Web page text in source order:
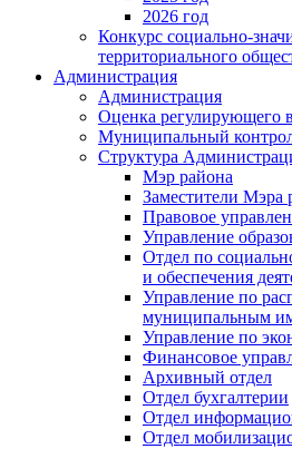
2026 год
Конкурс социально-
территориального
Администрация
Администрация
Оценка регулирующего
Муниципальный
Структура
Мэр района
Заместители Мэра
Правовое
Управление
Отдел по
и обеспечения
Управление по
муниципальным
Управление по
Финансовое
Архивный отдел
Отдел бухгалтерии
Отдел
Отдел